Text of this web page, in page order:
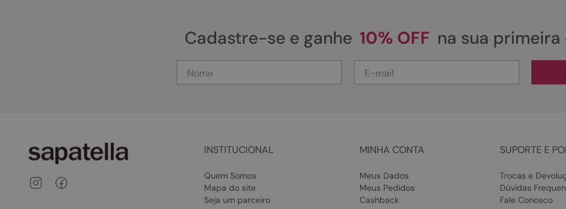
Cadastre-se e ganhe 10% OFF na sua
INSTITUCIONAL
Quem Somos
Mapa do site
Seja um parceiro
MINHA CONTA
Meus Dados
Meus Pedidos
Cashback
SUPORTE E
Trocas e
Dúvidas
Fale Conosco